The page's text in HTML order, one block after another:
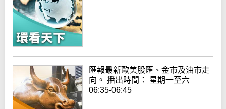
匯報最新歐美股匯、金市及油市走
向。 播出時間： 星期一至六
06:35-06:45